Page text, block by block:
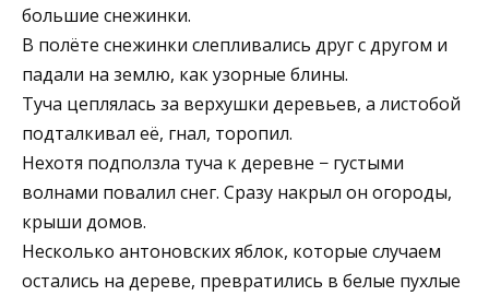
большие снежинки.
В полёте снежинки слепливались друг с другом и
падали на землю, как узорные блины.
Туча цеплялась за верхушки деревьев, а листобой
подталкивал её, гнал, торопил.
Нехотя подползла туча к деревне − густыми
волнами повалил снег. Сразу накрыл он огороды,
крыши домов.
Несколько антоновских яблок, которые случаем
остались на дереве, превратились в белые пухлые